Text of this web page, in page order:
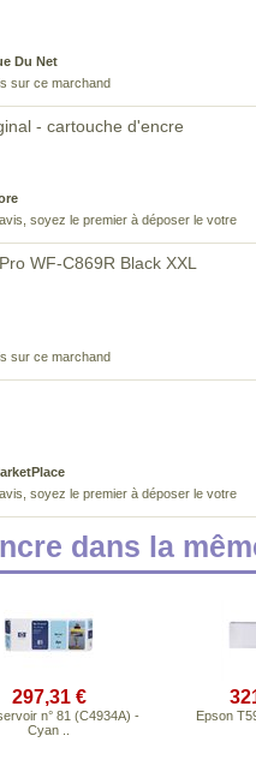
Du Net
sur ce marchand
- cartouche d'encre
soyez le premier à déposer le votre
WF-C869R Black XXL
sur ce marchand
soyez le premier à déposer le votre
dans la
297,31 €
n° 81 (C4934A) -
Cyan ..
Epson